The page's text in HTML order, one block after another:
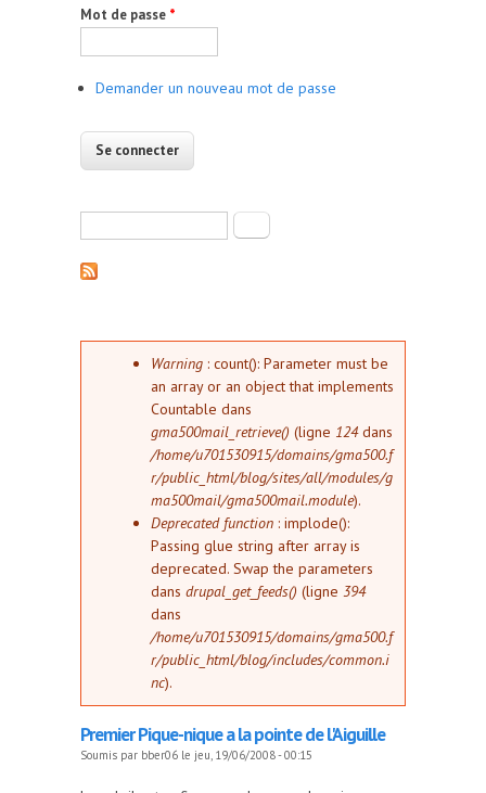
Mot de passe *
Demander un nouveau mot de passe
Formulaire de rechercheRechercher
Message d'erreur
Warning : count(): Parameter must be
an array or an object that implements
Countable dans
gma500mail_retrieve() (ligne 124dans
/home/u701530915/domains/gma500.f
r/public_html/blog/sites/all/modules/g
ma500mail/gma500mail.module).
Deprecated function : implode():
Passing glue string after array is
deprecated. Swap the parameters
dans drupal_get_feeds() (ligne 394
dans
/home/u701530915/domains/gma500.f
r/public_html/blog/includes/common.i
nc).
Premier Pique-nique a la pointe de l'Aiguille
Soumis par bber06 le jeu, 19/06/2008 - 00:15